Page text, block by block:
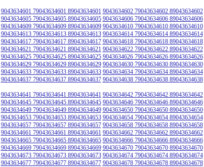
9043634601 79043634601 89043634601 9043634602 79043634602 89043634602
9043634605 79043634605 89043634605 9043634606 79043634606 89043634606
9043634609 79043634609 89043634609 9043634610 79043634610 89043634610
9043634613 79043634613 89043634613 9043634614 79043634614 89043634614
9043634617 79043634617 89043634617 9043634618 79043634618 89043634618
9043634621 79043634621 89043634621 9043634622 79043634622 89043634622
9043634625 79043634625 89043634625 9043634626 79043634626 89043634626
9043634629 79043634629 89043634629 9043634630 79043634630 89043634630
9043634633 79043634633 89043634633 9043634634 79043634634 89043634634
9043634637 79043634637 89043634637 9043634638 79043634638 89043634638
9043634641 79043634641 89043634641 9043634642 79043634642 89043634642
9043634645 79043634645 89043634645 9043634646 79043634646 89043634646
9043634649 79043634649 89043634649 9043634650 79043634650 89043634650
9043634653 79043634653 89043634653 9043634654 79043634654 89043634654
9043634657 79043634657 89043634657 9043634658 79043634658 89043634658
9043634661 79043634661 89043634661 9043634662 79043634662 89043634662
9043634665 79043634665 89043634665 9043634666 79043634666 89043634666
9043634669 79043634669 89043634669 9043634670 79043634670 89043634670
9043634673 79043634673 89043634673 9043634674 79043634674 89043634674
9043634677 79043634677 89043634677 9043634678 79043634678 89043634678